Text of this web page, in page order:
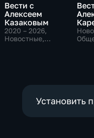
Вести с
Алексеем
Казаковым
2020 – 2026,
Новостные,
Установить